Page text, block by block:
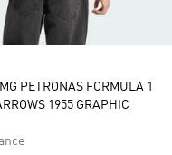
PETRONAS FORMULA 1
1955 GRAPHIC